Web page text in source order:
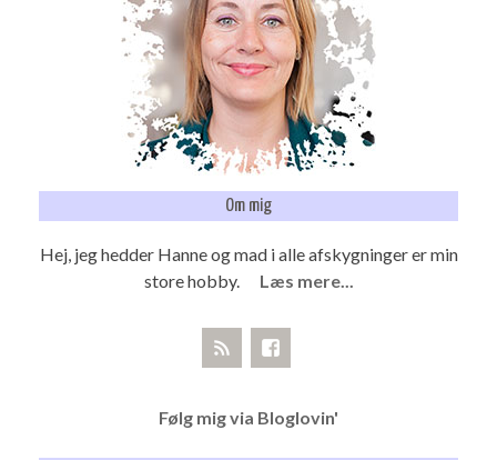
Om mig
Hej, jeg hedder Hanne og mad i alle afskygninger er min
store hobby. Læs mere...
Følg mig via Bloglovin'